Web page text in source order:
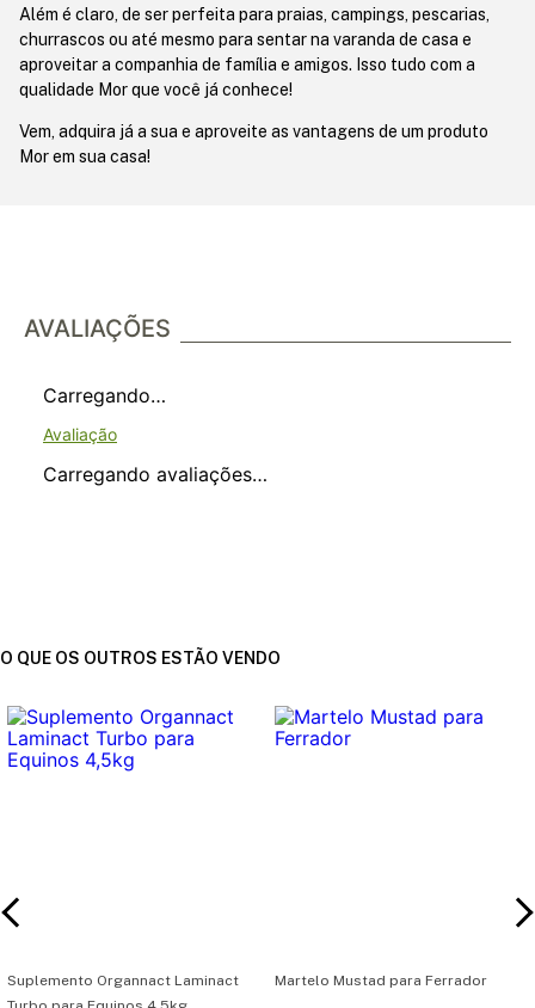
Além é claro, de ser perfeita para praias, campings, pescarias,
churrascos ou até mesmo para sentar na varanda de casa e
aproveitar a companhia de família e amigos. Isso tudo com a
qualidade Mor que você já conhece!
Vem, adquira já a sua e aproveite as vantagens de um produto
Mor em sua casa!
AVALIAÇÕES
Carregando…
Carregando avaliações…
O QUE OS OUTROS ESTÃO VENDO
Suplemento Organnact Laminact
Martelo Mustad para Ferrador